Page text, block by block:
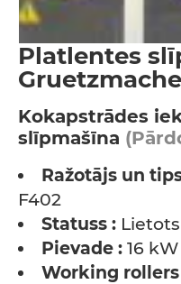
Platlentes
Kokapstrādes
slīpmašīna
Ražotājs un
F402
Statuss : Lietots
Pievade : 16 kW
Working rollers